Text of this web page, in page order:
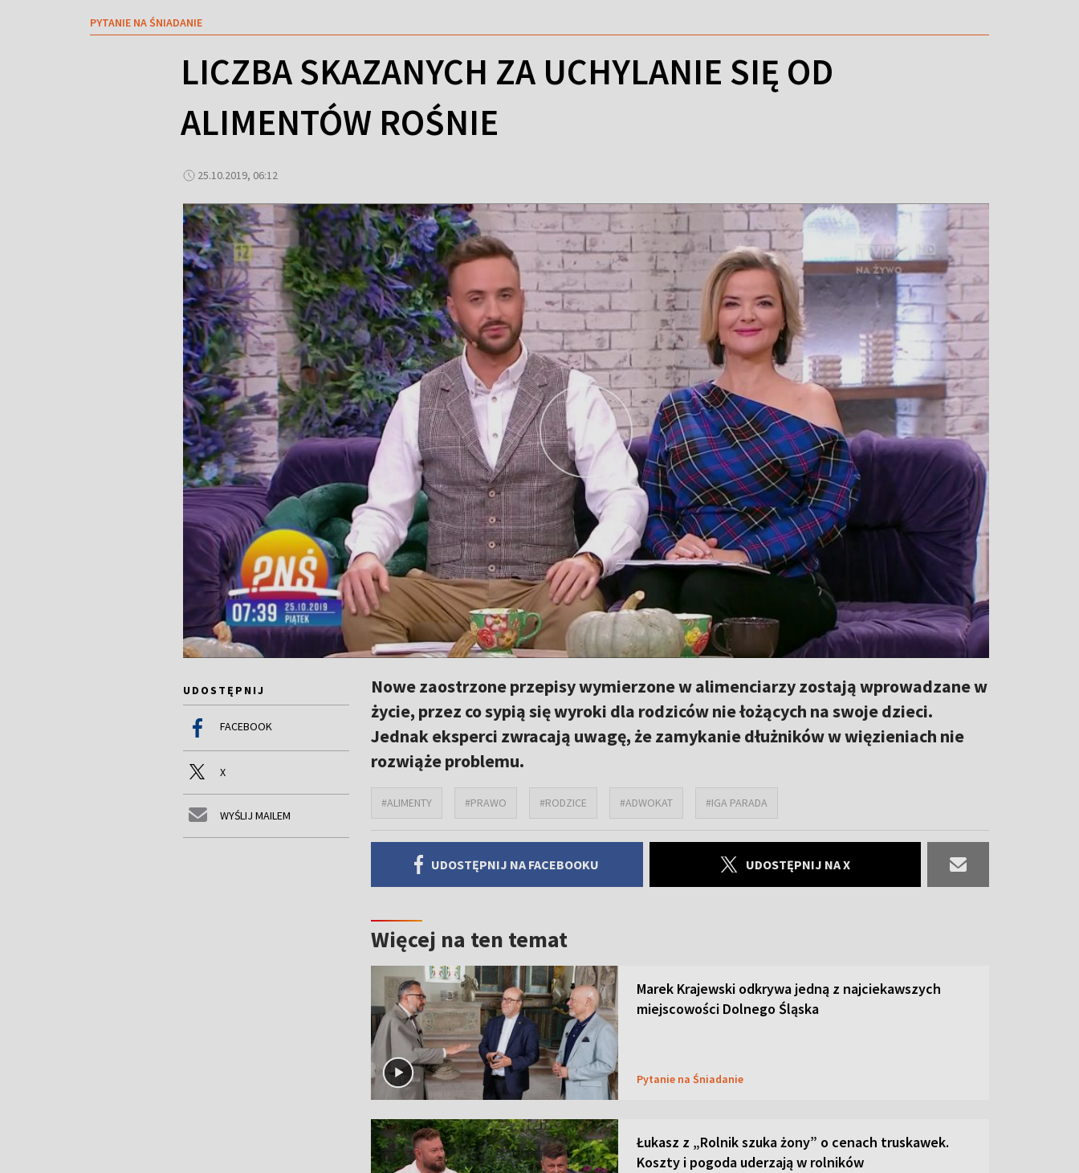
PYTANIE NA ŚNIADANIE
LICZBA SKAZANYCH ZA UCHYLANIE SIĘ OD
ALIMENTÓW ROŚNIE
25.10.2019, 06:12
UDOSTĘPNIJ
FACEBOOK
X
WYŚLIJ MAILEM
Nowe zaostrzone przepisy wymierzone w alimenciarzy zostają wprowadzane w
życie, przez co sypią się wyroki dla rodziców nie łożących na swoje dzieci.
Jednak eksperci zwracają uwagę, że zamykanie dłużników w więzieniach nie
rozwiąże problemu.
#ALIMENTY #PRAWO #RODZICE #ADWOKAT #IGA PARADA
UDOSTĘPNIJ NA FACEBOOKU UDOSTĘPNIJ NA X
Więcej na ten temat
Marek Krajewski odkrywa jedną z najciekawszych
miejscowości Dolnego Śląska
Pytanie na Śniadanie
Łukasz z „Rolnik szuka żony” o cenach truskawek.
Koszty i pogoda uderzają w rolników